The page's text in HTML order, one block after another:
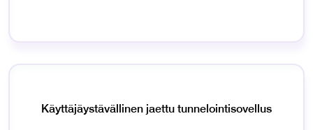
Käyttäjäystävällinen jaettu tunnelointisovellus